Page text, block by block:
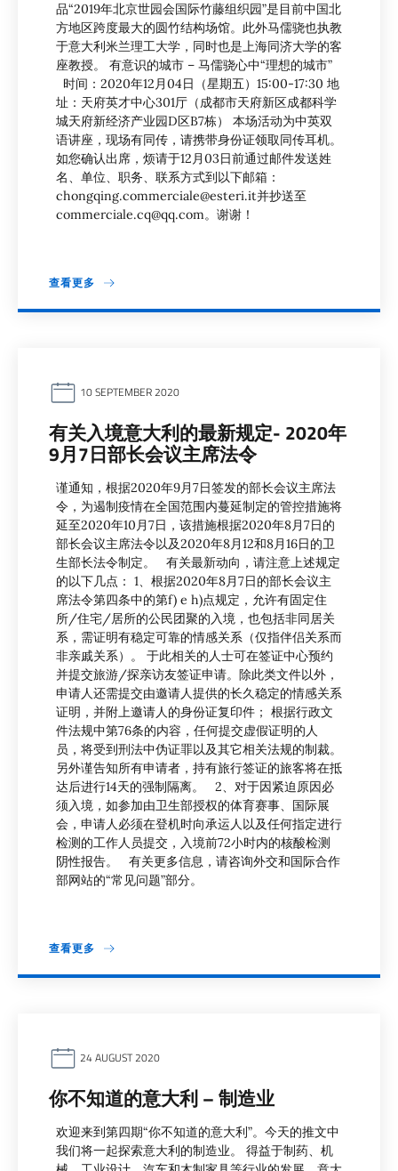
品“2019年北京世园会国际竹藤组织园”是目前中国北
方地区跨度最大的圆竹结构场馆。此外马儒骁也执教
于意大利米兰理工大学，同时也是上海同济大学的客
座教授。 有意识的城市 – 马儒骁心中“理想的城市”
时间：2020年12月04日（星期五）15:00-17:30 地
址：天府英才中心301厅（成都市天府新区成都科学
城天府新经济产业园D区B7栋） 本场活动为中英双
语讲座，现场有同传，请携带身份证领取同传耳机。
如您确认出席，烦请于12月03日前通过邮件发送姓
名、单位、职务、联系方式到以下邮箱：
chongqing.commerciale@esteri.it并抄送至
commerciale.cq@qq.com。谢谢！
查看更多
10 SEPTEMBER 2020
有关入境意大利的最新规定- 2020年
9月7日部长会议主席法令
谨通知，根据2020年9月7日签发的部长会议主席法
令，为遏制疫情在全国范围内蔓延制定的管控措施将
延至2020年10月7日，该措施根据2020年8月7日的
部长会议主席法令以及2020年8月12和8月16日的卫
生部长法令制定。 有关最新动向，请注意上述规定
的以下几点： 1、根据2020年8月7日的部长会议主
席法令第四条中的第f) e h)点规定，允许有固定住
所/住宅/居所的公民团聚的入境，也包括非同居关
系，需证明有稳定可靠的情感关系（仅指伴侣关系而
非亲戚关系）。 于此相关的人士可在签证中心预约
并提交旅游/探亲访友签证申请。除此类文件以外，
申请人还需提交由邀请人提供的长久稳定的情感关系
证明，并附上邀请人的身份证复印件； 根据行政文
件法规中第76条的内容，任何提交虚假证明的人
员，将受到刑法中伪证罪以及其它相关法规的制裁。
另外谨告知所有申请者，持有旅行签证的旅客将在抵
达后进行14天的强制隔离。 2、对于因紧迫原因必
须入境，如参加由卫生部授权的体育赛事、国际展
会，申请人必须在登机时向承运人以及任何指定进行
检测的工作人员提交，入境前72小时内的核酸检测
阴性报告。 有关更多信息，请咨询外交和国际合作
部网站的“常见问题”部分。
查看更多
24 AUGUST 2020
你不知道的意大利 – 制造业
欢迎来到第四期“你不知道的意大利”。今天的推文中
我们将一起探索意大利的制造业。 得益于制药、机